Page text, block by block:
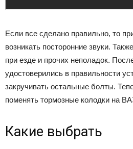
Если все сделано правильно, то
возникать посторонние звуки.
при езде и прочих неполадок.
удостоверились в правильности
закручивать остальные болты.
поменять тормозные колодки на
Какие выбрать